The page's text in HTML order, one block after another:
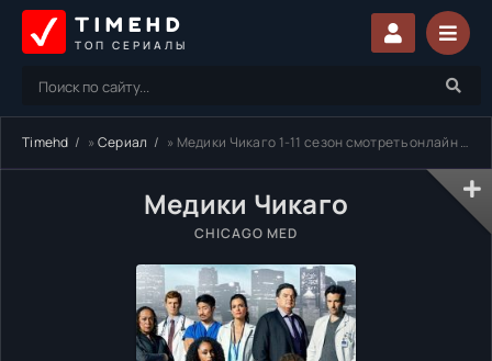
TIMEHD
ТОП СЕРИАЛЫ
Timehd »Сериал » Медики Чикаго 1-11 сезон смотреть онлайн бесплатно
Медики Чикаго
CHICAGO MED